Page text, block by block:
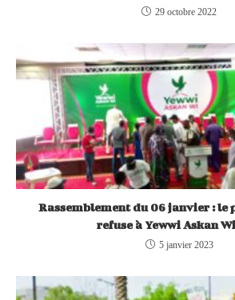
29 octobre 2022
Rassemblement du 06 janvier : le
refuse à Yewwi Askan
5 janvier 2023